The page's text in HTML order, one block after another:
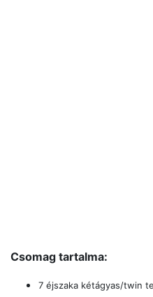
Csomag tartalma:
7 éjszaka kétágyas/twin